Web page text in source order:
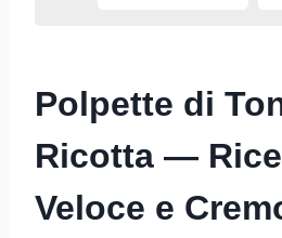
Polpette di
Ricotta —
Veloce e